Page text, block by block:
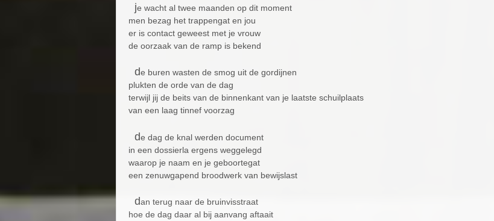
je wacht al twee maanden op dit moment
men bezag het trappengat en jou
er is contact geweest met je vrouw
de oorzaak van de ramp is bekend
de buren wasten de smog uit de gordijnen
plukten de orde van de dag
terwijl jij de beits van de binnenkant van je laatste schuilplaats
van een laag tinnef voorzag
de dag de knal werden document
in een dossierla ergens weggelegd
waarop je naam en je geboortegat
een zenuwgapend broodwerk van bewijslast
dan terug naar de bruinvisstraat
hoe de dag daar al bij aanvang aftaait